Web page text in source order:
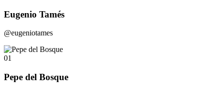
Eugenio Tamés
@eugeniotames
01
Pepe del Bosque